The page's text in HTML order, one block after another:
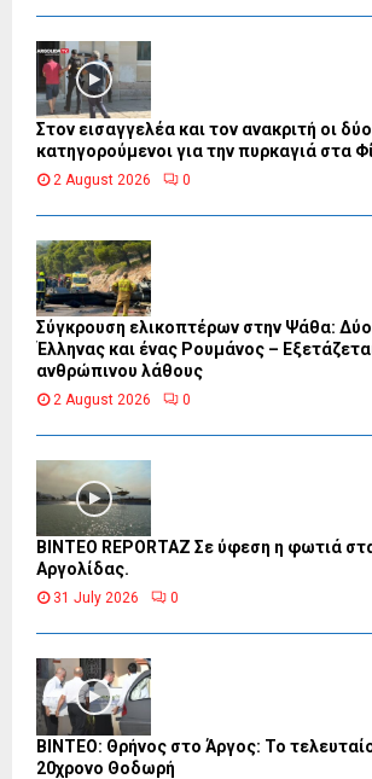
Στον εισαγγελέα και τον ανακριτή οι δύο
κατηγορούμενοι για την πυρκαγιά στα
2 August 2026 0
Σύγκρουση ελικοπτέρων στην Ψάθα: Δύο
Έλληνας και ένας Ρουμάνος –
ανθρώπινου λάθους
2 August 2026 0
BINTEO REPORTAZ Σε ύφεση η φωτιά
Αργολίδας.
31 July 2026 0
ΒΙΝΤΕΟ: Θρήνος στο Άργος: Το
20χρονο Θοδωρή